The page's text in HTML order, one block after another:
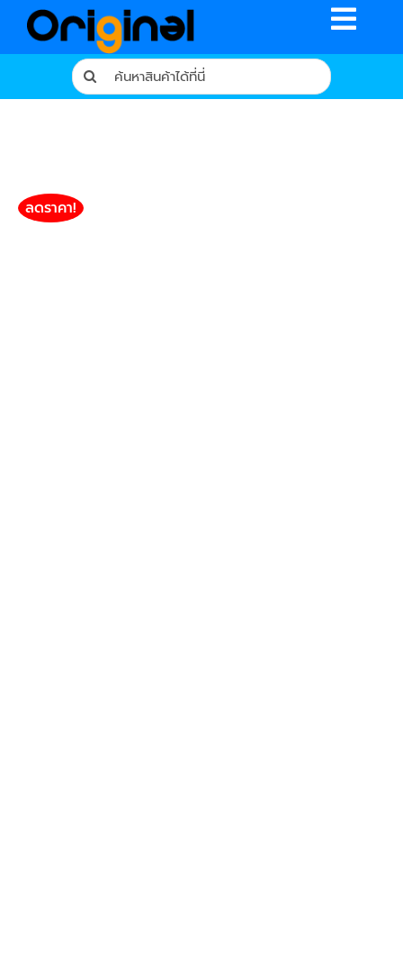
Toggle
Search
for:
ลดราคา!